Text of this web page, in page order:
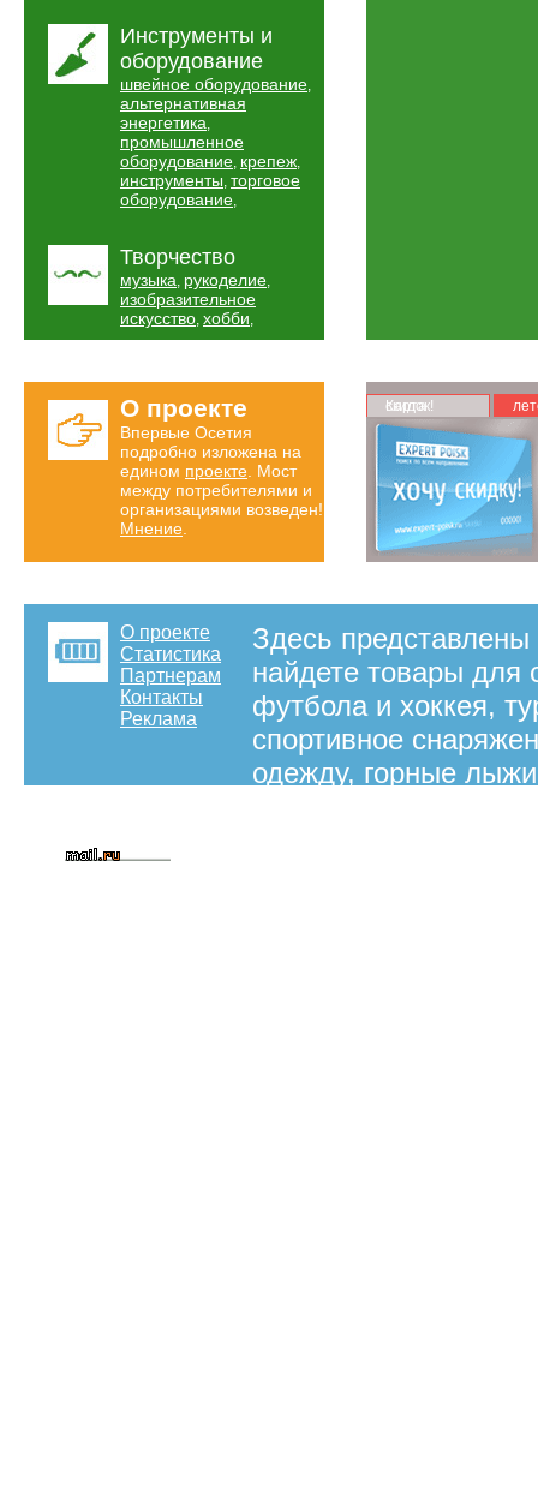
Инструменты и
оборудование
швейное оборудование,
альтернативная
энергетика,
промышленное
оборудование, крепеж,
инструменты, торговое
оборудование,
Творчество
музыка, рукоделие,
изобразительное
искусство, хобби,
О проекте
Впервые Осетия
подробно изложена на
едином проекте . Мост
между потребителями и
организациями возведен!
Мнение
Карта скидок!
О проекте
Статистика
Партнерам
Контакты
Реклама
Здесь
найдете товары для
футбола и хоккея,
спортивное
одежду, горные